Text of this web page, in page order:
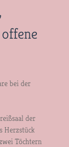
bei der
der
Herzstück
Töchtern